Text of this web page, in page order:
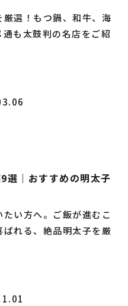
選！もつ鍋、和牛、海
も太鼓判の名店をご紹
選｜おすすめの明太子
い方へ。ご飯が進むこ
れる、絶品明太子を厳